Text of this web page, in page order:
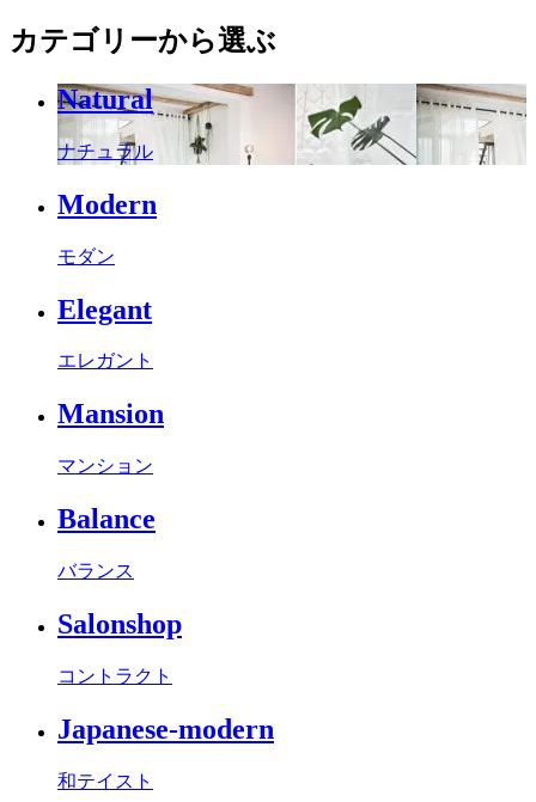
カテゴリーから選ぶ
Natural
ナチュラル
Modern
モダン
Elegant
エレガント
Mansion
マンション
Balance
バランス
Salonshop
コントラクト
Japanese-modern
和テイスト